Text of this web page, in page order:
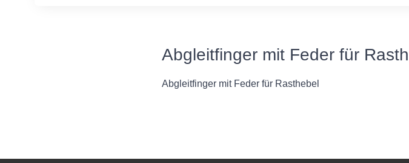
Abgleitfinger mit Feder für
Abgleitfinger mit Feder für Rasthebel